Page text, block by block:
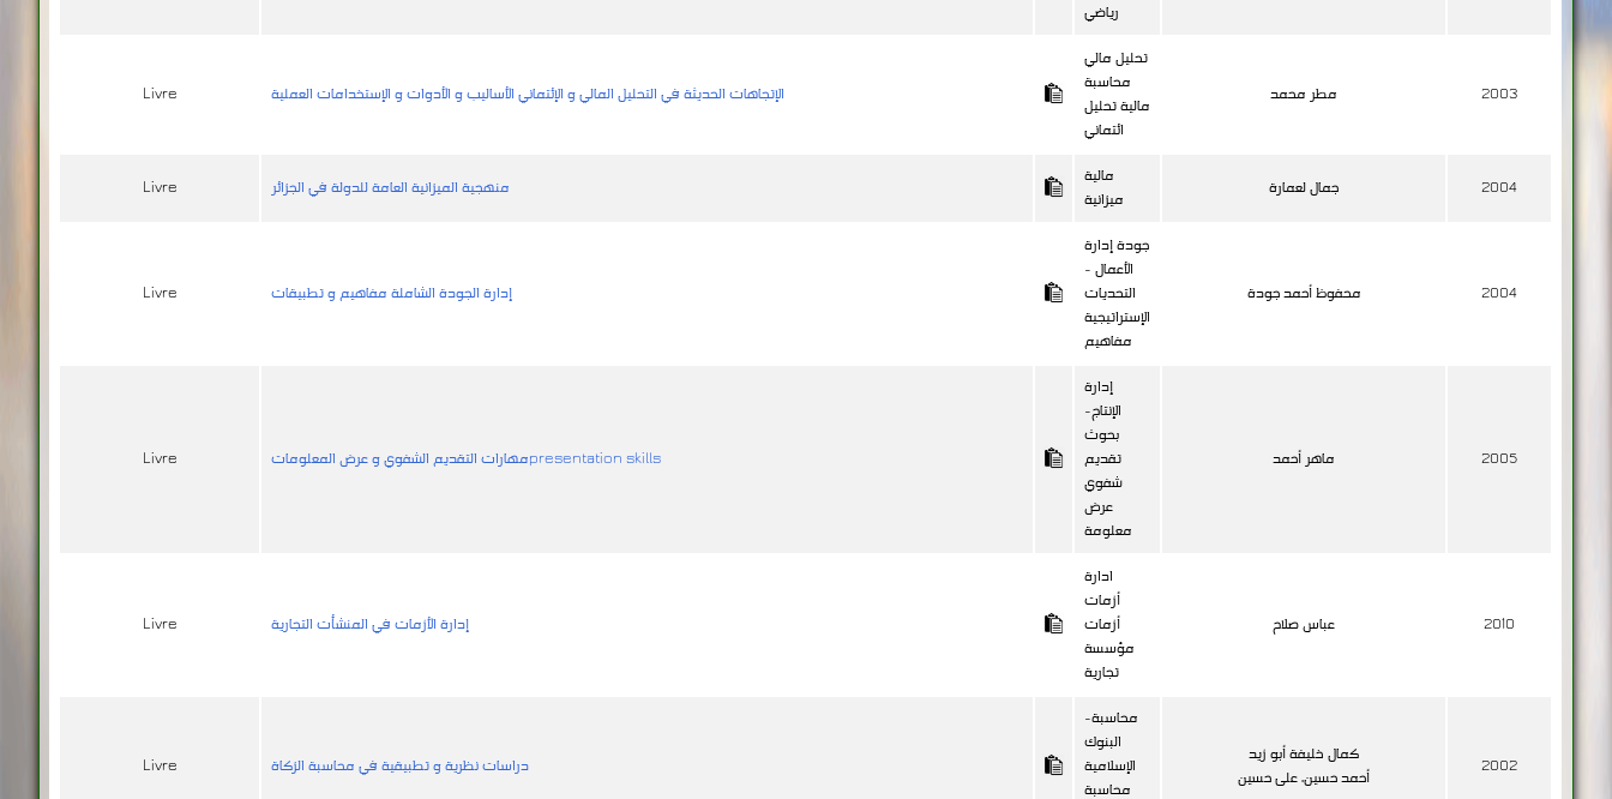
رياضي
Livre الإتجاهات الحديثة في التحليل المالي و الإئتماني الأساليب و الأدوات و الإستخدامات العملية
تحليل مالي
محاسبة
مالية تحليل
ائتماني
مطر محمد 2003
Livre منهجية الميزانية العامة للدولة في الجزائر
مالية
ميزانية
جمال لعمارة 2004
Livre إدارة الجودة الشاملة مفاهيم و تطبيقات
جودة إدارة
الأعمال -
التحديات
الإستراتيجية
مفاهيم
محفوظ أحمد جودة 2004
Livre مهارات التقديم الشفوي و عرض المعلوماتpresentation skills
إدارة
الإنتاج-
بحوث
تقديم
شفوي
عرض
معلومة
ماهر أحمد 2005
Livre إدارة الأزمات في المنشأت التجارية
ادارة
أزمات
أزمات
مؤسسة
تجارية
عباس صلاح 2010
Livre دراسات نظرية و تطبيقية في محاسبة الزكاة
محاسبة-
البنوك
الإسلامية
محاسبة
كمال خليفة أبو زيد
أحمد حسين، على حسين
2002